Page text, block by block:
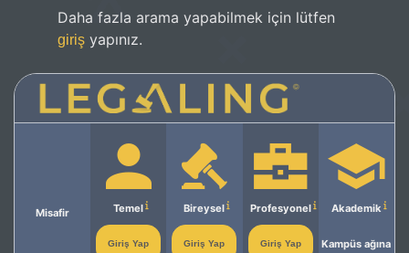
Daha fazla arama yapabilmek için lütfen
giriş yapınız.
Misafir Temel
Giriş Yap
Bireysel
Giriş Yap
Profesyonel
Giriş Yap
Akademik
Kampüs ağına